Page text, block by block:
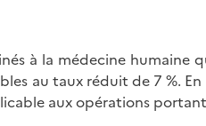
à la médecine humaine
au taux réduit de 7 %.
aux opérations